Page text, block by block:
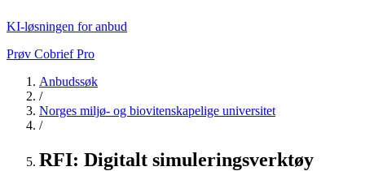
KI-løsningen for anbud
Prøv Cobrief Pro
Anbudssøk
/
Norges miljø- og biovitenskapelige universitet
/
RFI: Digitalt simuleringsverktøy